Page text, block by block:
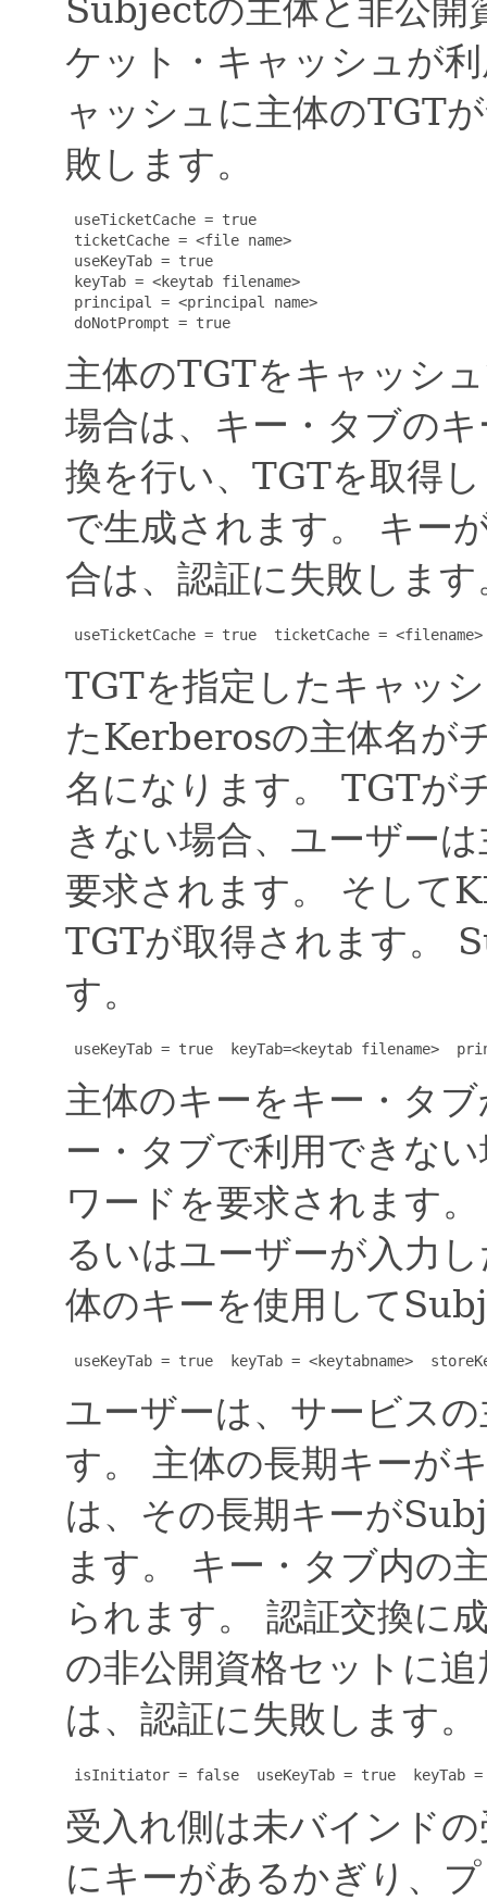
Subjectの主体と非公開
ケット・キャッシュが
ャッシュに主体のTGT
敗します。
useTicketCache = true
ticketCache = <file name>
useKeyTab = true
keyTab = <keytab filename>
principal = <principal name>
doNotPrompt = true
主体のTGTをキャッシ
場合は、キー・タブの
換を行い、TGTを取得
で生成されます。
キー
合は、認証に失敗します
useTicketCache = true  ticketCache = <filename>
TGTを指定したキャッ
たKerberosの主体名が
名になります。
TGTが
きない場合、ユーザー
要求されます。
そして
TGTが取得されます。
す。
useKeyTab = true  keyTab=<keytab filename>
主体のキーをキー・タ
ー・タブで利用できな
ワードを要求されます。
るいはユーザーが入力
体のキーを使用して
useKeyTab = true  keyTab = <keytabname>
ユーザーは、サービス
す。
主体の長期キーが
は、その長期キーが
ます。
キー・タブ内の
られます。
認証交換に
の非公開資格セットに
は、認証に失敗します。
isInitiator = false  useKeyTab = true  keyTab
受入れ側は未バインド
にキーがあるかぎり、